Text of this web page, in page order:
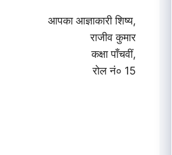
आपका आज्ञाकारी शिष्य,
राजीव कुमार
कक्षा पाँचवीं,
रोल नं० 15